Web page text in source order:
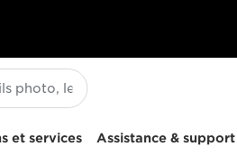
et services Assistance & support